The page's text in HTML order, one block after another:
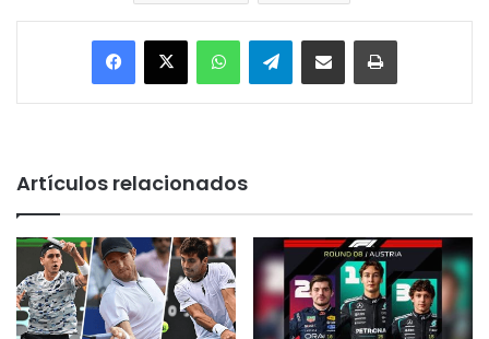
Facebook
X WhatsAppTelegramEnviar vía email Imprimir
Artículos relacionados